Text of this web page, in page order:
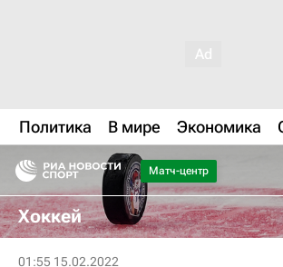
Политика В мире Экономика
Матч-центр
Хоккей
01:55 15.02.2022